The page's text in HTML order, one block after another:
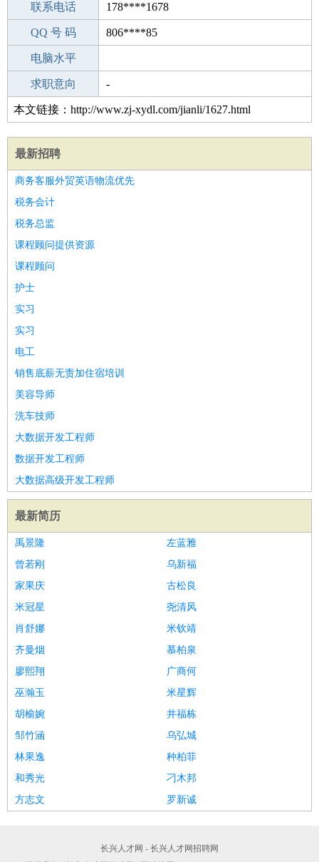
期望月薪
联系电话 178****1678
手机号码 178****1678
QQ 号 码 806****85
微信号码
电脑水平
外语水平
求职意向 -
本文链接：http://www.zj-xydl.com/jianli/1627.html
最新招聘
商务客服外贸英语物流优先
税务会计
税务总监
课程顾问提供资源
课程顾问
护士
实习
实习
电工
销售底薪无责加住宿培训
美容导师
洗车技师
大数据开发工程师
数据开发工程师
大数据高级开发工程师
最新简历
禹景隆
左蓝雅
曾若刚
乌新福
家果庆
古松良
米冠星
尧清风
肖舒娜
米钦靖
齐曼烟
慕柏泉
廖熙翔
广商何
巫瀚玉
米星辉
胡榆婉
井福栋
邹竹涵
乌弘城
林果逸
种柏菲
和秀光
刁木邦
方志文
罗新诚
长兴人才网 - 长兴人才网招聘网